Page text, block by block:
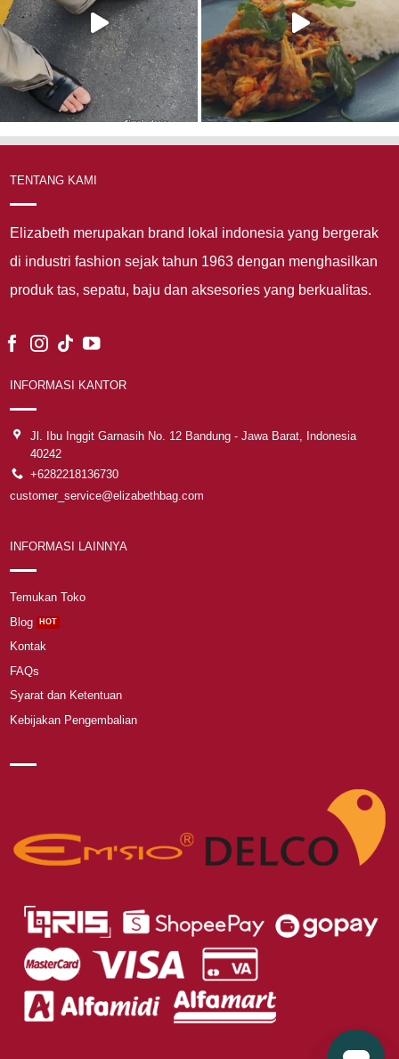
TENTANG KAMI
Elizabeth merupakan brand lokal indonesia yang bergerak
di industri fashion sejak tahun 1963 dengan menghasilkan
produk tas, sepatu, baju dan aksesories yang berkualitas.
INFORMASI KANTOR
Jl. Ibu Inggit Garnasih No. 12 Bandung - Jawa Barat, Indonesia
40242
+6282218136730
customer_service@elizabethbag.com
INFORMASI LAINNYA
Temukan Toko
Blog
Kontak
FAQs
Syarat dan Ketentuan
Kebijakan Pengembalian